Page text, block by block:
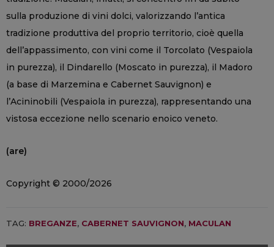
sulla produzione di vini dolci, valorizzando l’antica
tradizione produttiva del proprio territorio, cioè quella
dell’appassimento, con vini come il Torcolato (Vespaiola
in purezza), il Dindarello (Moscato in purezza), il Madoro
(a base di Marzemina e Cabernet Sauvignon) e
l’Acininobili (Vespaiola in purezza), rappresentando una
vistosa eccezione nello scenario enoico veneto.
(are)
Copyright © 2000/2026
TAG: BREGANZE, CABERNET SAUVIGNON, MACULAN